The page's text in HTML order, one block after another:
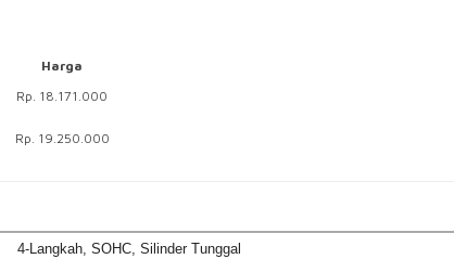
Harga
Rp. 18.171.000
Rp. 19.250.000
4-Langkah, SOHC, Silinder Tunggal